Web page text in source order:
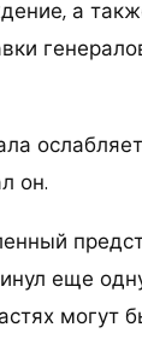
а
он.
еще
могут